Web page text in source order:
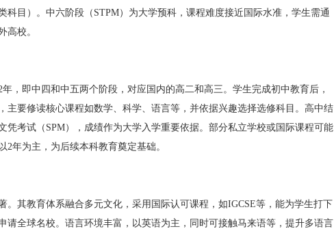
科目）。中六阶段（STPM）为大学预科，课程难度接近国际水准，学生需通
高校。
，即中四和中五两个阶段，对应国内的高二和高三。学生完成初中教育后，
主要修读核心课程如数学、科学、语言等，并依据兴趣选择选修科目。高中结
凭考试（SPM），成绩作为大学入学重要依据。部分私立学校或国际课程可能
2年为主，为后续本科教育奠定基础。
。其教育体系融合多元文化，采用国际认可课程，如IGCSE等，能为学生打下
请全球名校。语言环境丰富，以英语为主，同时可接触马来语等，提升多语言